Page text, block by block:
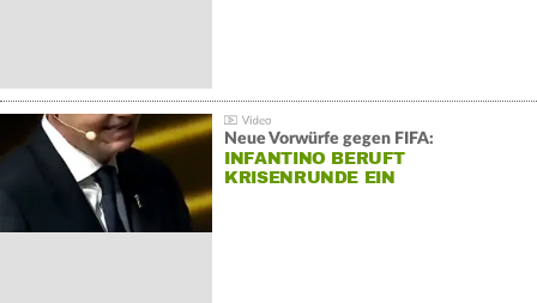
Neue Vorwürfe gegen FIFA:
INFANTINO BERUFT
KRISENRUNDE EIN